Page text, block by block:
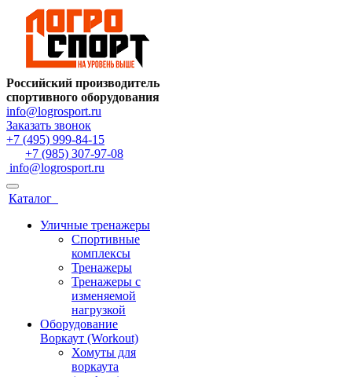
Российский производитель
спортивного оборудования
info@logrosport.ru
Заказать звонок
+7 (495) 999-84-15
+7 (985) 307-97-08
info@logrosport.ru
Каталог
Уличные тренажеры
Спортивные
комплексы
Тренажеры
Тренажеры с
изменяемой
нагрузкой
Оборудование
Воркаут (Workout)
Хомуты для
воркаута